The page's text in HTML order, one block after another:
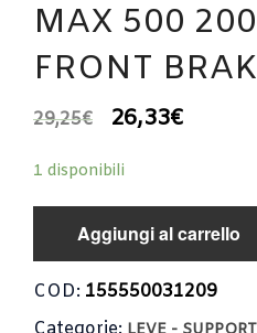
MAX 500
FRONT
29,25€ 26,33€
1 disponibili
Aggiungi al carrello
COD: 155550031209